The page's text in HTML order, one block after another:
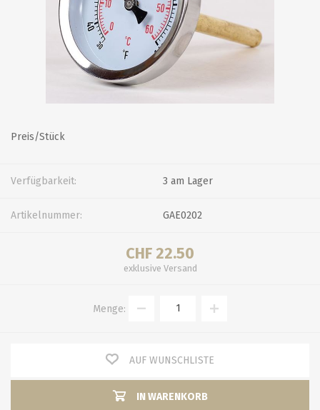
Preis/Stück
Verfügbarkeit: 3 am Lager
Artikelnummer: GAE0202
CHF 22.50
exklusive Versand
Menge:
AUF WUNSCHLISTE
IN WARENKORB